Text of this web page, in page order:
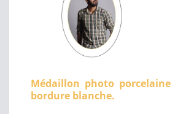
Médaillon photo
bordure blanche.